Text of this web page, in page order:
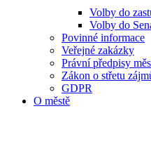
Volby do
Volby do
Povinné informace
Veřejné zakázky
Právní předpisy
Zákon o střetu
GDPR
O městě